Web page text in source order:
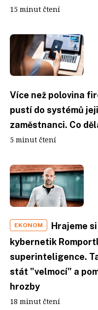
15 minut čtení
Více než polovina
pustí do systémů
zaměstnanci. Co
5 minut čtení
EKONOM
Hrajeme
kybernetik
superinteligence.
stát "velmocí" a
hrozby
18 minut čtení